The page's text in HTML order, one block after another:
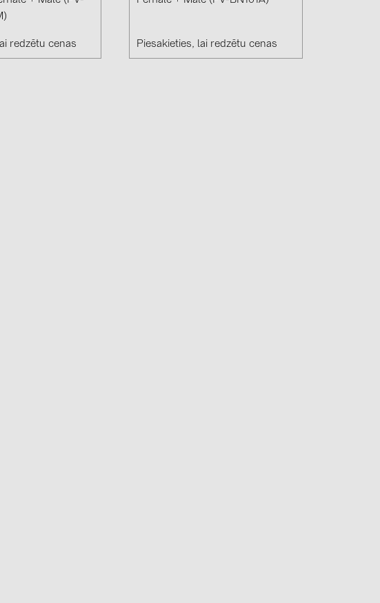
Stäubli (2)
redzētu cenas Piesakieties, lai redzētu cenas